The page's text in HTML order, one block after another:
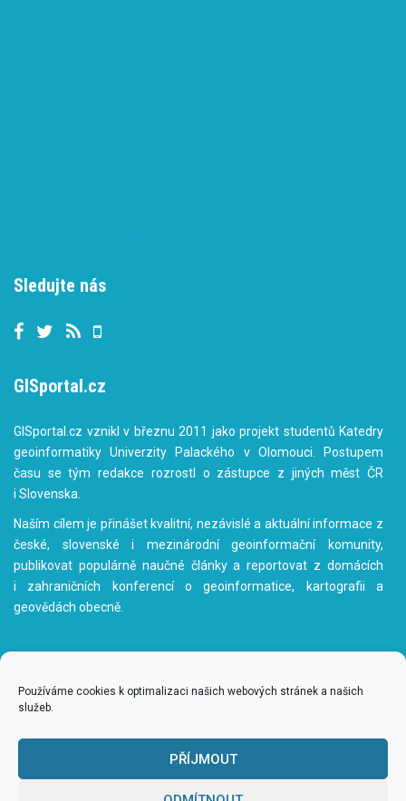
Používáme cookies k optimalizaci našich webových stránek a našich
služeb.
PŘÍJMOUT
Sledujte nás
GISportal.cz
GISportal.cz vznikl v březnu 2011 jako projekt studentů Katedry
geoinformatiky Univerzity Palackého v Olomouci. Postupem
času se tým redakce rozrostl o zástupce z jiných měst ČR
i Slovenska.
Naším cílem je přinášet kvalitní, nezávislé a aktuální informace z
české, slovenské i mezinárodní geoinformační komunity,
publikovat populárně naučné články a reportovat z domácích
i zahraničních konferencí o geoinformatice, kartografii a
geovědách obecně.
Obsah tohoto webu je publikován pod licencíCreative Commons
Attribution-NonCommercial-ShareAlike 3.0 Unported License